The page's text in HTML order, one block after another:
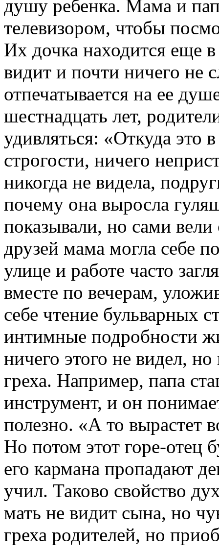
душу ребенка. Мама и
телевизором, чтобы
Их дочка находится еще
видит и почти ничего не
отпечатывается на ее
шестнадцать лет,
удивляться: «Откуда это
строгости, ничего
никогда не видела,
почему она выросла
показывали, но сами
друзей мама могла себе
улице и работе часто
вместе по вечерам,
себе чтение бульварных
интимные подробности
ничего этого не видел,
греха. Например, папа
инструмент, и он
полезно. «А то вырастет
Но потом этот горе-отец
его кармана пропадают
учил. Таково свойство
мать не видит сына, но
греха родителей, но